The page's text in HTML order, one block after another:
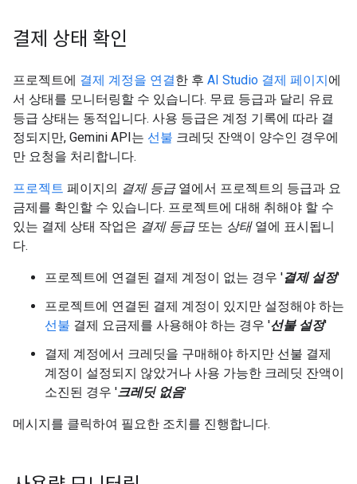
결제 상태 확인
프로젝트에 결제 계정을 연결한 후 AI Studio 결제 페이지에
서 상태를 모니터링할 수 있습니다. 무료 등급과 달리 유료
등급 상태는 동적입니다. 사용 등급은 계정 기록에 따라 결
정되지만, Gemini API는 선불 크레딧 잔액이 양수인 경우에
만 요청을 처리합니다.
프로젝트 페이지의 결제 등급열에서 프로젝트의 등급과 요
금제를 확인할 수 있습니다. 프로젝트에 대해 취해야 할 수
있는 결제 상태 작업은 결제 등급또는 상태열에 표시됩니
다.
프로젝트에 연결된 결제 계정이 없는 경우 '결제 설정'
프로젝트에 연결된 결제 계정이 있지만 설정해야 하는
선불 결제 요금제를 사용해야 하는 경우 '선불 설정'
결제 계정에서 크레딧을 구매해야 하지만 선불 결제
계정이 설정되지 않았거나 사용 가능한 크레딧 잔액이
소진된 경우 '크레딧 없음'
메시지를 클릭하여 필요한 조치를 진행합니다.